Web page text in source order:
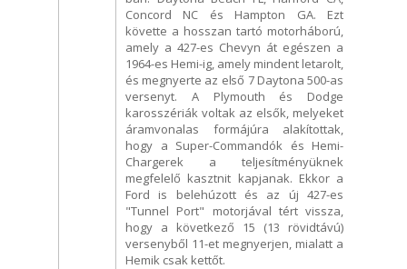
Concord NC és Hampton GA. Ezt
követte a hosszan tartó motorháború,
amely a 427-es Chevyn át egészen a
1964-es Hemi-ig, amely mindent letarolt,
és megnyerte az első 7 Daytona 500-as
versenyt. A Plymouth és Dodge
karosszériák voltak az elsők, melyeket
áramvonalas formájúra alakítottak,
hogy a Super-Commandók és Hemi-
Chargerek a teljesítményüknek
megfelelő kasztnit kapjanak. Ekkor a
Ford is belehúzott és az új 427-es
"Tunnel Port" motorjával tért vissza,
hogy a következő 15 (13 rövidtávú)
versenyből 11-et megnyerjen, mialatt a
Hemik csak kettőt.